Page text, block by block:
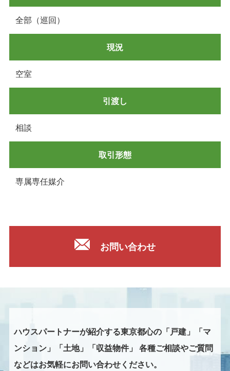
全部（巡回）
現況
空室
引渡し
相談
取引形態
専属専任媒介
お問い合わせ
ハウスパートナーが紹介する東京都心の「戸建」「マ
ンション」「土地」「収益物件」 各種ご相談やご質問
などはお気軽にお問い合わせください。